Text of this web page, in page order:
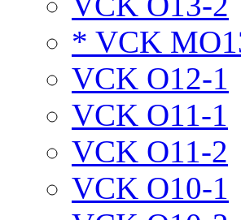
* VCK
VCK O12-1
VCK O11-1
VCK O11-2
VCK O10-1